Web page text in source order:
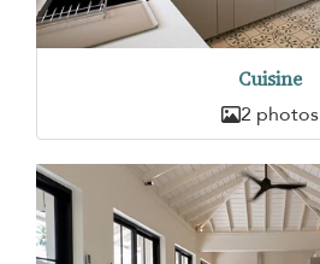
Cuisine
2 photos